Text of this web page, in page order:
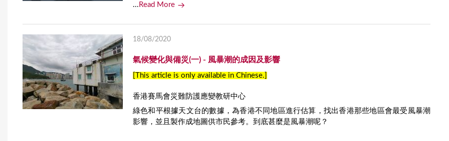
... Read More
18/08/2020
氣候變化與備災(一) - 風暴潮的成因及影響
[This article is only available in Chinese.]
香港賽馬會災難防護應變教研中心
綠色和平根據天文台的數據，為香港不同地區進行估算，找出香港那些地區會最受風暴潮
影響，並且製作成地圖供市民參考。到底甚麼是風暴潮呢？